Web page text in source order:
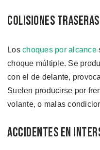
Colisiones Traseras
Los choques por alcance
choque múltiple. Se
con el de delante,
Suelen producirse por
volante, o malas
Accidentes en